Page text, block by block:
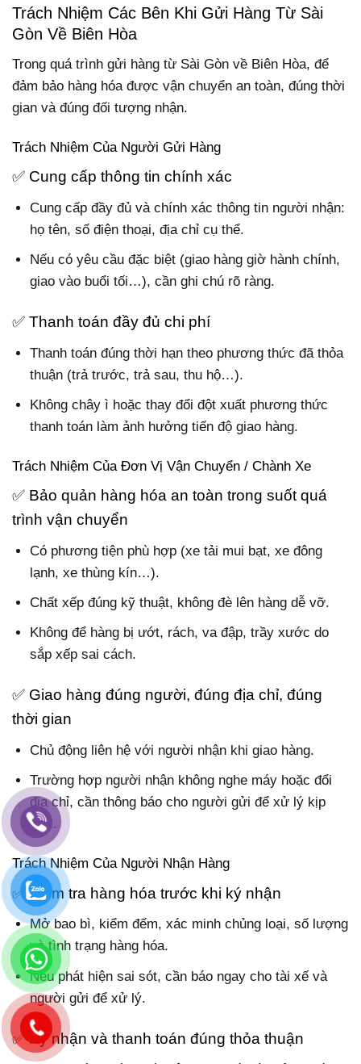
Trách Nhiệm Các Bên Khi Gửi Hàng Từ Sài
Gòn Về Biên Hòa
Trong quá trình gửi hàng từ Sài Gòn về Biên Hòa, để
đảm bảo hàng hóa được vận chuyển an toàn, đúng thời
gian và đúng đối tượng nhận.
Trách Nhiệm Của Người Gửi Hàng
✅ Cung cấp thông tin chính xác
Cung cấp đầy đủ và chính xác thông tin người nhận:
họ tên, số điện thoại, địa chỉ cụ thể.
Nếu có yêu cầu đặc biệt (giao hàng giờ hành chính,
giao vào buổi tối…), cần ghi chú rõ ràng.
✅ Thanh toán đầy đủ chi phí
Thanh toán đúng thời hạn theo phương thức đã thỏa
thuận (trả trước, trả sau, thu hộ…).
Không chây ì hoặc thay đổi đột xuất phương thức
thanh toán làm ảnh hưởng tiến độ giao hàng.
Trách Nhiệm Của Đơn Vị Vận Chuyển / Chành Xe
✅ Bảo quản hàng hóa an toàn trong suốt quá
trình vận chuyển
Có phương tiện phù hợp (xe tải mui bạt, xe đông
lạnh, xe thùng kín…).
Chất xếp đúng kỹ thuật, không đè lên hàng dễ vỡ.
Không để hàng bị ướt, rách, va đập, trầy xước do
sắp xếp sai cách.
✅ Giao hàng đúng người, đúng địa chỉ, đúng
thời gian
Chủ động liên hệ với người nhận khi giao hàng.
Trường hợp người nhận không nghe máy hoặc đổi
địa chỉ, cần thông báo cho người gửi để xử lý kịp
thời.
Trách Nhiệm Của Người Nhận Hàng
✅ Kiểm tra hàng hóa trước khi ký nhận
Mở bao bì, kiểm đếm, xác minh chủng loại, số lượng
và tình trạng hàng hóa.
Nếu phát hiện sai sót, cần báo ngay cho tài xế và
người gửi để xử lý.
✅ Ký nhận và thanh toán đúng thỏa thuận